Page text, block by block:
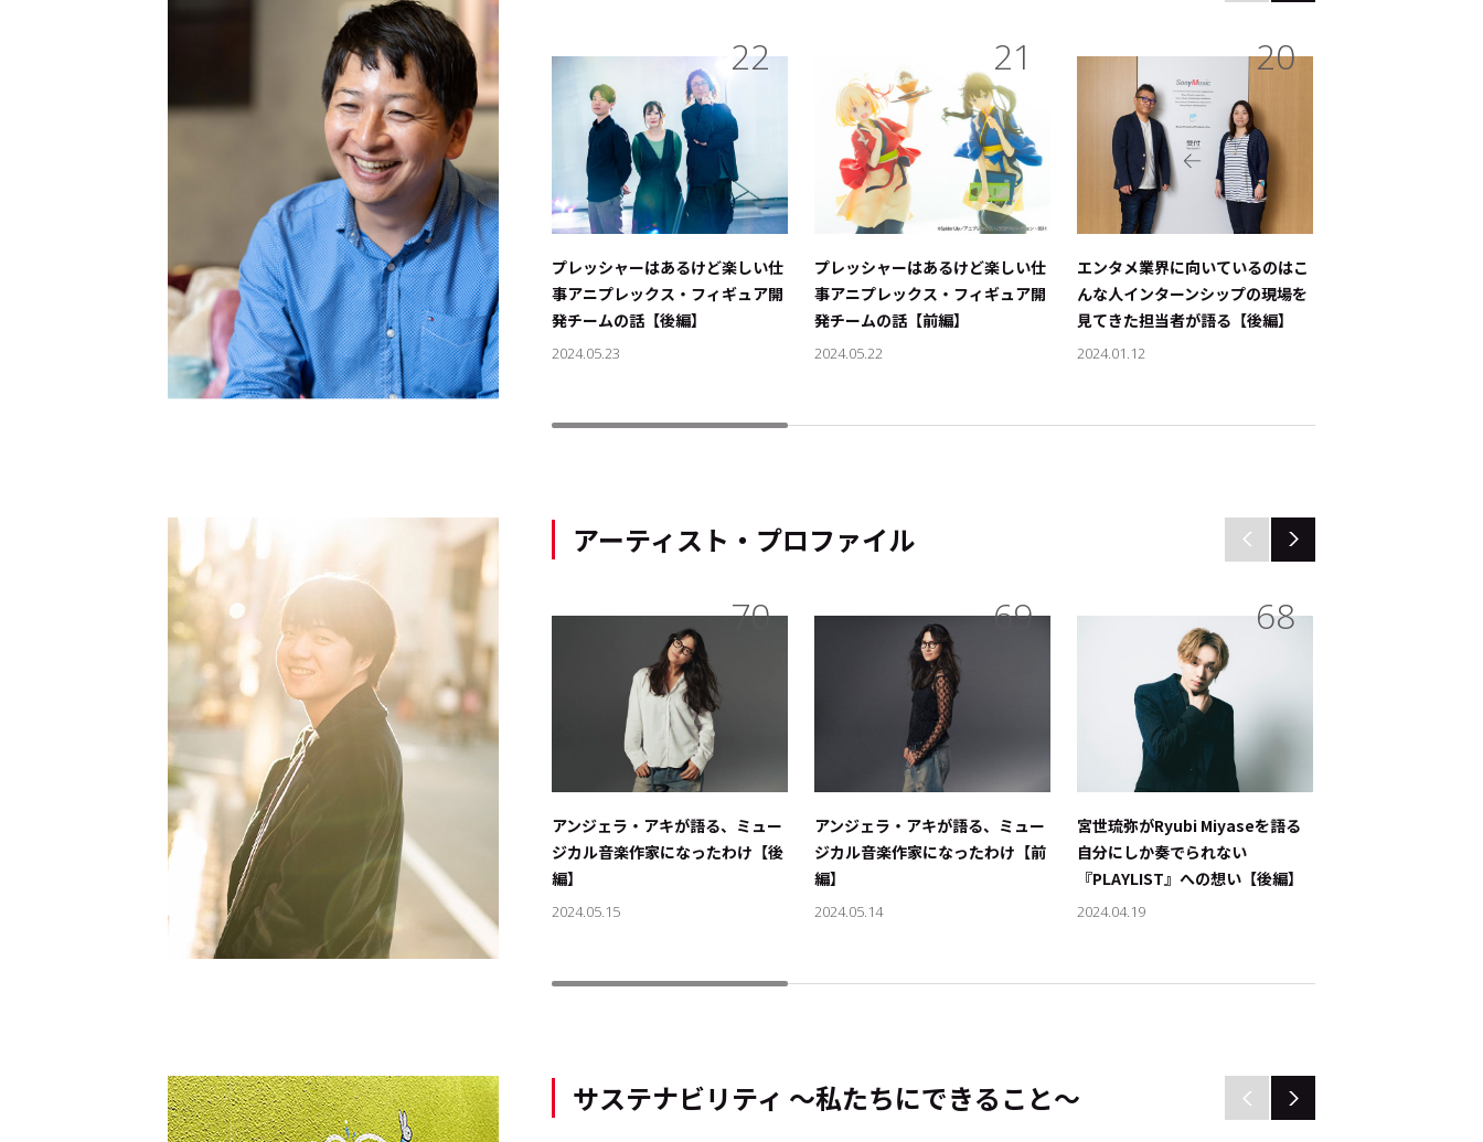
22
プレッシャーはあるけど楽しい仕
事――アニプレックス・フィギュア開
発チームの話【後編】
2024.05.23
21
プレッシャーはあるけど楽しい仕
事――アニプレックス・フィギュア開
発チームの話【前編】
2024.05.22
20
エンタメ業界に向いているのはこ
んな人――インターンシップの現場を
見てきた担当者が語る【後編】
2024.01.12
アーティスト・プロファイル
70
アンジェラ・アキが語る、ミュー
ジカル音楽作家になったわけ【後
編】
2024.05.15
69
アンジェラ・アキが語る、ミュー
ジカル音楽作家になったわけ【前
編】
2024.05.14
68
宮世琉弥がRyubi Miyaseを語る――
自分にしか奏でられない
『PLAYLIST』への想い【後編】
2024.04.19
サステナビリティ ～私たちにできること～